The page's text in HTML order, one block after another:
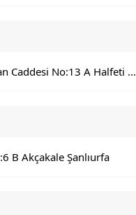
Caddesi No:13 A Halfeti ...
B Akçakale Şanlıurfa